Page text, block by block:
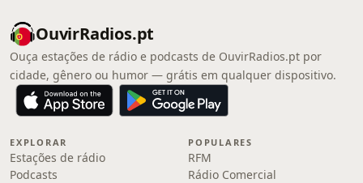
OuvirRadios.pt
Ouça estações de rádio e podcasts de OuvirRadios.pt por
cidade, gênero ou humor — grátis em qualquer dispositivo.
EXPLORAR
Estações de rádio
Podcasts
POPULARES
RFM
Rádio Comercial